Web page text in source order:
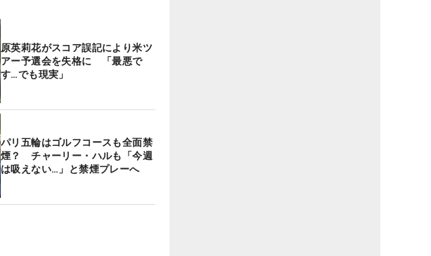
原英莉花がスコア誤記により米ツ
アー予選会を失格に 「最悪で
す…でも現実」
パリ五輪はゴルフコースも全面禁
煙？ チャーリー・ハルも「今週
は吸えない…」と禁煙プレーへ